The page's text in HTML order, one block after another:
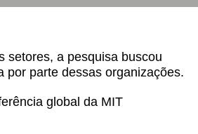
setores, a pesquisa buscou
por parte dessas organizações.
global da MIT